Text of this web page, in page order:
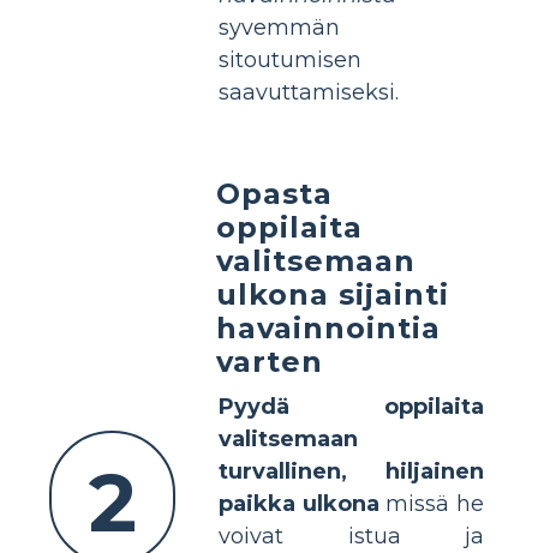
syvemmän
sitoutumisen
saavuttamiseksi.
2
Opasta
oppilaita
valitsemaan
ulkona sijainti
havainnointia
varten
Pyydä oppilaita
valitsemaan
turvallinen, hiljainen
paikka ulkona missä he
voivat istua ja